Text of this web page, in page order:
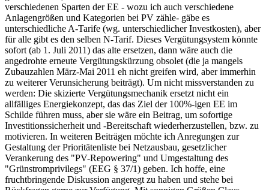
verschiedenen Sparten der EE - wozu ich auch verschiedene
Anlagengrößen und Kategorien bei PV zähle- gäbe es
unterschiedliche A-Tarife (wg. unterschiedlicher Investkosten), aber
für alle gibt es den selben N-Tarif. Dieses Vergütungsystem könnte
sofort (ab 1. Juli 2011) das alte ersetzen, dann wäre auch die
angedrohte erneute Vergütungskürzung obsolet (die ja mangels
Zubauzahlen März-Mai 2011 eh nicht greifen wird, aber immerhin
zu weiterer Verunsicherung beiträgt). Um nicht missverstanden zu
werden: Die skizierte Vergütungsmechanik ersetzt nicht ein
allfälliges Energiekonzept, das das Ziel der 100%-igen EE im
Schilde führen muss, aber sie wäre ein Beitrag, um sofortige
Investitionssicherheit und -Bereitschaft wiederherzustellen, bzw. zu
motivieren. In weiteren Beiträgen möchte ich Anregungen zur
Gestaltung der Prioritätenliste bei Netzausbau, gesetzlicher
Verankerung des "PV-Repowering" und Umgestaltung des
"Grünstromprivilegs" (EEG § 37/1) geben. Ich hoffe, eine
fruchtbringende Diskussion angeregt zu haben und stehe bei